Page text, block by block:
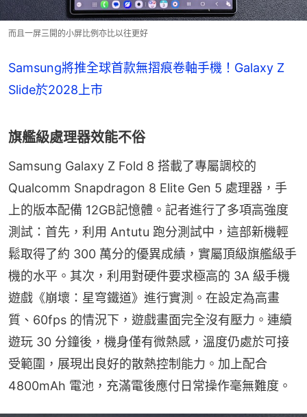
而且一屏三開的小屏比例亦比以往更好
Samsung將推全球首款無摺痕卷軸手機！Galaxy Z
Slide於2028上市
旗艦級處理器效能不俗
Samsung Galaxy Z Fold 8 搭載了專屬調校的
Qualcomm Snapdragon 8 Elite Gen 5 處理器，手
上的版本配備 12GB記憶體。記者進行了多項高強度
測試：首先，利用 Antutu 跑分測試中，這部新機輕
鬆取得了約 300 萬分的優異成績，實屬頂級旗艦級手
機的水平。其次，利用對硬件要求極高的 3A 級手機
遊戲《崩壞：星穹鐵道》進行實測。在設定為高畫
質、60fps 的情況下，遊戲畫面完全沒有壓力。連續
遊玩 30 分鐘後，機身僅有微熱感，溫度仍處於可接
受範圍，展現出良好的散熱控制能力。加上配合
4800mAh 電池，充滿電後應付日常操作毫無難度。